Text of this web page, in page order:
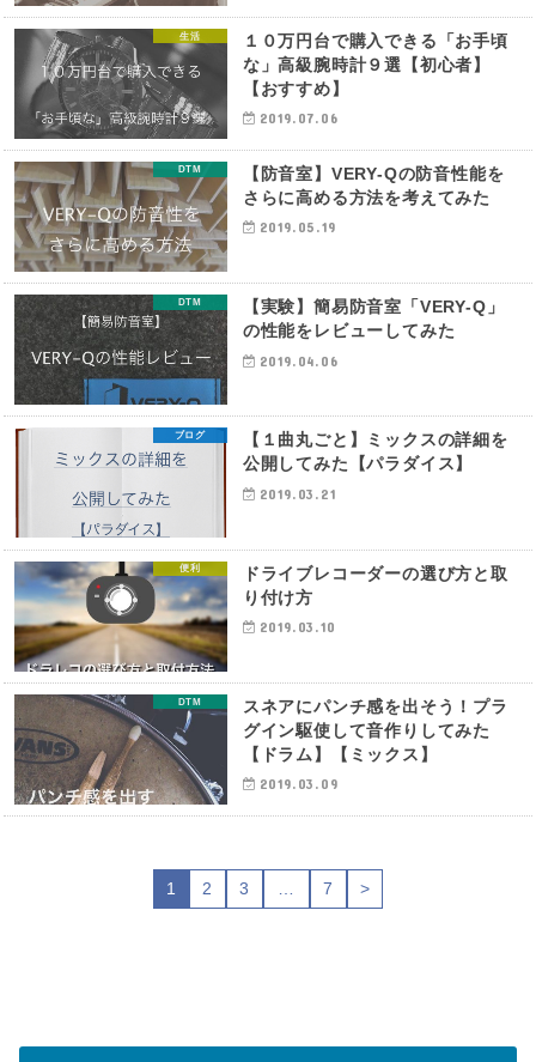
生活
１０万円台で購入できる「お手頃
な」高級腕時計９選【初心者】
【おすすめ】
2019.07.06
DTM
【防音室】VERY-Qの防音性能を
さらに高める方法を考えてみた
2019.05.19
DTM
【実験】簡易防音室「VERY-Q」
の性能をレビューしてみた
2019.04.06
ブログ
【１曲丸ごと】ミックスの詳細を
公開してみた【パラダイス】
2019.03.21
便利
ドライブレコーダーの選び方と取
り付け方
2019.03.10
DTM
スネアにパンチ感を出そう！プラ
グイン駆使して音作りしてみた
【ドラム】【ミックス】
2019.03.09
1 2 3 7 >